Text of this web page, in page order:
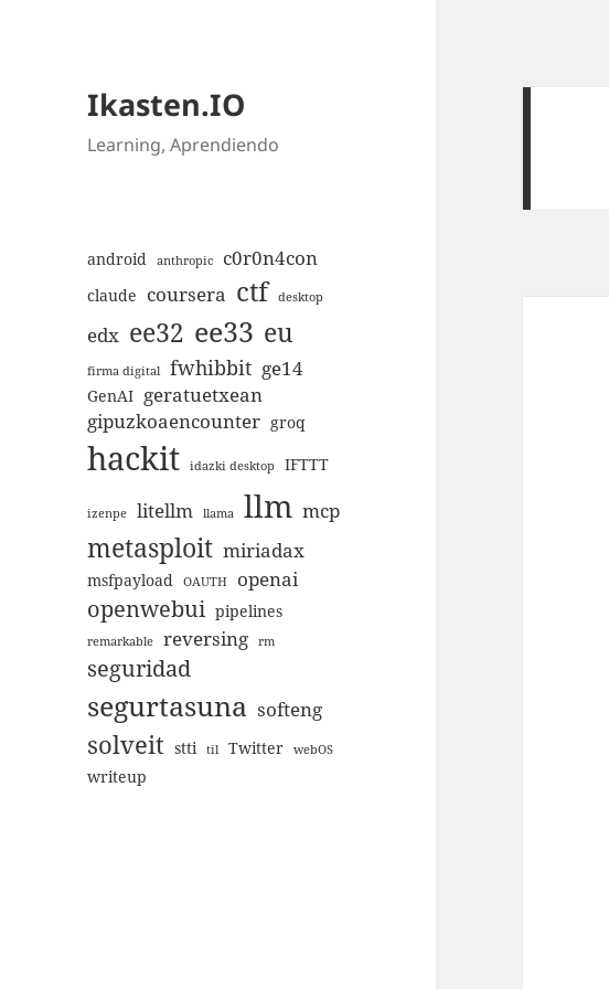
Ikasten.IO
Learning, Aprendiendo
android anthropic c0r0n4con
claude coursera ctf desktop
edx ee32 ee33 eu
firma digital fwhibbit ge14
GenAI geratuetxean
gipuzkoaencounter groq
hackit idazki desktop IFTTT
izenpe litellm llama llm mcp
metasploit miriadax
msfpayload OAUTH openai
openwebui pipelines
remarkable reversing rm
seguridad
segurtasuna softeng
solveit stti til Twitter webOS
writeup